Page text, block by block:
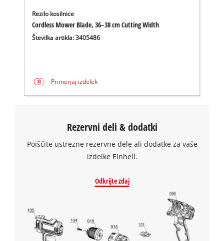
Rezilo kosilnice
Cordless Mower Blade, 36–38 cm Cutting Width
Številka artikla: 3405486
Primerjaj izdelek
Rezervni deli & dodatki
Poiščite ustrezne rezervne dele ali dodatke za vaše
izdelke Einhell.
Odkrijte zdaj